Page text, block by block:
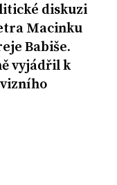
diskuzi
Macinku
Babiše.
vyjádřil k